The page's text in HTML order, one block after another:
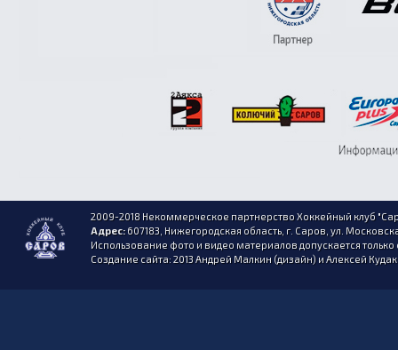
2009-2018 Некоммерческое партнерство Хоккейный клуб
Адрес:607183, Нижегородская область, г. Саров, ул.
Использование фото и видео материалов допускается
Создание сайта: 2013 Андрей Малкин (дизайн) и Алексей